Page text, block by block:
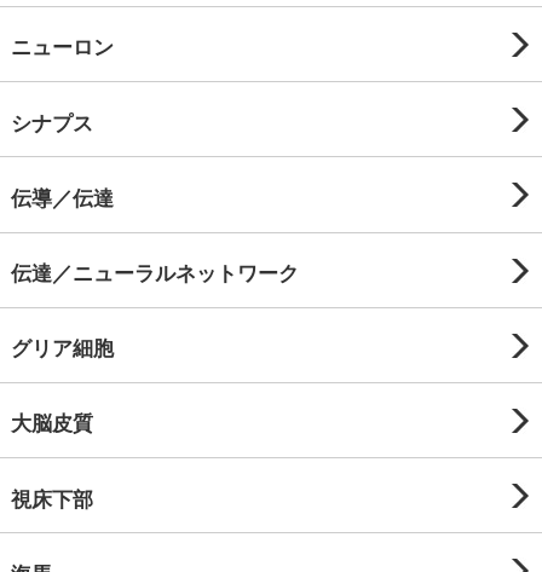
ニューロン
シナプス
伝導／伝達
伝達／ニューラルネットワーク
グリア細胞
大脳皮質
視床下部